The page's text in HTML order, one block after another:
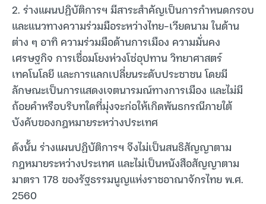
2. ร่างแผนปฏิบัติการฯ มีสาระสำคัญเป็นการกำหนดกรอบ
และแนวทางความร่วมมือระหว่างไทย-เวียดนาม ในด้าน
ต่าง ๆ อาทิ ความร่วมมือด้านการเมือง ความมั่นคง
เศรษฐกิจ การเชื่อมโยงห่วงโซ่อุปทาน วิทยาศาสตร์
เทคโนโลยี และการแลกเปลี่ยนระดับประชาชน โดยมี
ลักษณะเป็นการแสดงเจตนารมณ์ทางการเมือง และไม่มี
ถ้อยคำหรือบริบทใดที่มุ่งจะก่อให้เกิดพันธกรณีภายใต้
บังคับของกฎหมายระหว่างประเทศ
ดังนั้น ร่างแผนปฏิบัติการฯ จึงไม่เป็นสนธิสัญญาตาม
กฎหมายระหว่างประเทศ และไม่เป็นหนังสือสัญญาตาม
มาตรา 178 ของรัฐธรรมนูญแห่งราชอาณาจักรไทย พ.ศ.
2560